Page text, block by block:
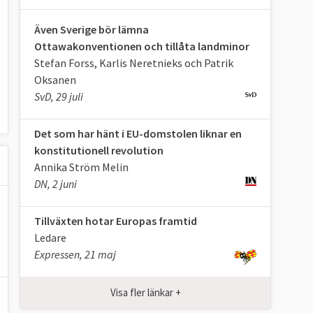
Även Sverige bör lämna
Ottawakonventionen och tillåta landminor
Stefan Forss, Karlis Neretnieks och Patrik
Oksanen
SvD, 29 juli
Det som har hänt i EU-domstolen liknar en
konstitutionell revolution
Annika Ström Melin
DN, 2 juni
Tillväxten hotar Europas framtid
Ledare
Expressen, 21 maj
Visa fler länkar +